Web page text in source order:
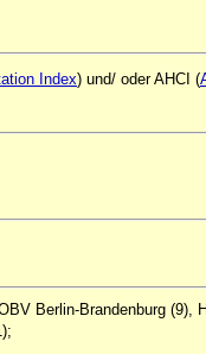
Index) und/ oder AHCI (
Berlin-Brandenburg (9),